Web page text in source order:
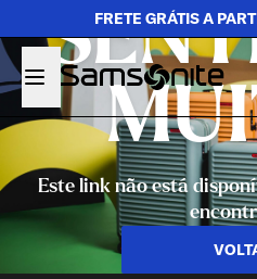
FRETE GRÁTIS A
Este link não está